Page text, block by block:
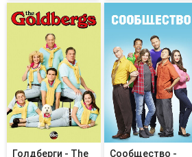
Голдберги - The Сообщество -